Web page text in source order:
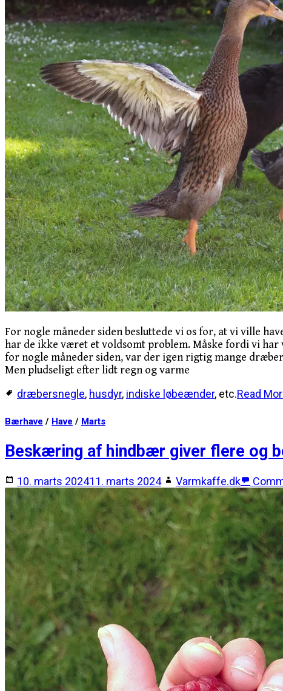
For nogle måneder siden besluttede vi os for, at vi ville
har de ikke været et voldsomt problem. Måske fordi vi
for nogle måneder siden, var der igen rigtig mange
Men pludseligt efter lidt regn og varme
dræbersnegle, husdyr, indiske løbeænder, etc.Read
Bærhave / Have / Marts
Beskæring af hindbær giver flere og
10. marts 202411. marts 2024 Varmkaffe.dk